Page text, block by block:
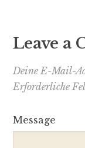
Leave a
Deine E-Mail-
Erforderliche
Message